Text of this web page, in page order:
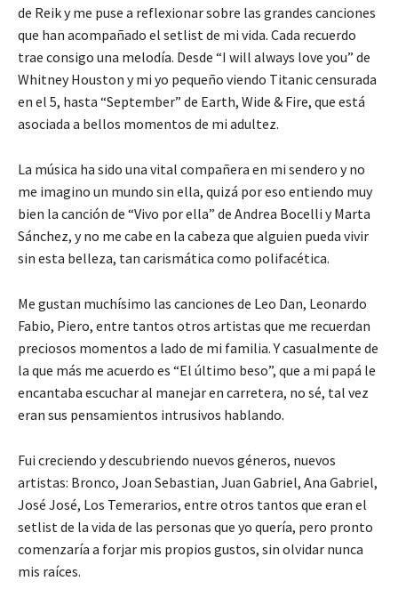
de Reik y me puse a reflexionar sobre las grandes canciones
que han acompañado el setlist de mi vida. Cada recuerdo
trae consigo una melodía. Desde “I will always love you” de
Whitney Houston y mi yo pequeño viendo Titanic censurada
en el 5, hasta “September” de Earth, Wide & Fire, que está
asociada a bellos momentos de mi adultez.
La música ha sido una vital compañera en mi sendero y no
me imagino un mundo sin ella, quizá por eso entiendo muy
bien la canción de “Vivo por ella” de Andrea Bocelli y Marta
Sánchez, y no me cabe en la cabeza que alguien pueda vivir
sin esta belleza, tan carismática como polifacética.
Me gustan muchísimo las canciones de Leo Dan, Leonardo
Fabio, Piero, entre tantos otros artistas que me recuerdan
preciosos momentos a lado de mi familia. Y casualmente de
la que más me acuerdo es “El último beso”, que a mi papá le
encantaba escuchar al manejar en carretera, no sé, tal vez
eran sus pensamientos intrusivos hablando.
Fui creciendo y descubriendo nuevos géneros, nuevos
artistas: Bronco, Joan Sebastian, Juan Gabriel, Ana Gabriel,
José José, Los Temerarios, entre otros tantos que eran el
setlist de la vida de las personas que yo quería, pero pronto
comenzaría a forjar mis propios gustos, sin olvidar nunca
mis raíces.